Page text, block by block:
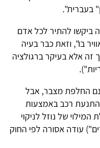
בעברית".
ביקשו להתיר לכל אדם
בו", וזאת כבר בעיה
אלא בעיקר ברגולציה
אמנם החלפת מצבר, אבל
התנעת רכב באמצעות
של נוזל לניקוי
עודה אסורה לפי החוק